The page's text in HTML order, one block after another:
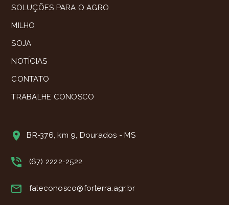
SOLUÇÕES PARA O AGRO
MILHO
SOJA
NOTÍCIAS
CONTATO
TRABALHE CONOSCO
BR-376, km 9, Dourados - MS
(67) 2222-2522
faleconosco@forterra.agr.br